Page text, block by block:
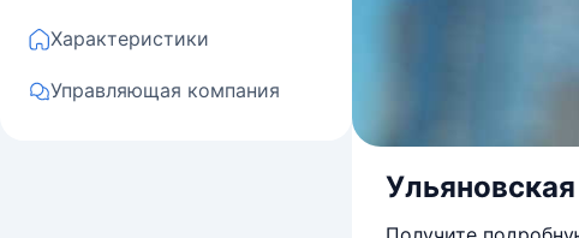
Характеристики
Управляющая компания